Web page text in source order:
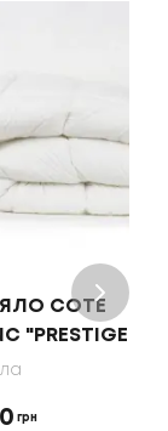
COTE
"PRESTIGE"
грн